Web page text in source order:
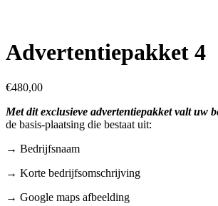
Advertentiepakket 4
€480,00
Met dit exclusieve advertentiepakket valt uw
de basis-plaatsing die bestaat uit:
→ Bedrijfsnaam
→ Korte bedrijfsomschrijving
→ Google maps afbeelding